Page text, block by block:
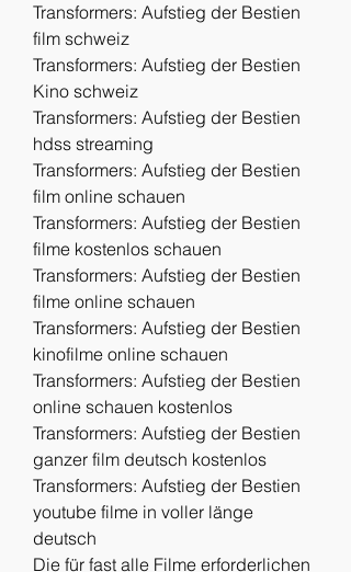
Transformers: Aufstieg der Bestien
film schweiz
Transformers: Aufstieg der Bestien
Kino schweiz
Transformers: Aufstieg der Bestien
hdss streaming
Transformers: Aufstieg der Bestien
film online schauen
Transformers: Aufstieg der Bestien
filme kostenlos schauen
Transformers: Aufstieg der Bestien
filme online schauen
Transformers: Aufstieg der Bestien
kinofilme online schauen
Transformers: Aufstieg der Bestien
online schauen kostenlos
Transformers: Aufstieg der Bestien
ganzer film deutsch kostenlos
Transformers: Aufstieg der Bestien
youtube filme in voller länge
deutsch
Die für fast alle Filme erforderlichen